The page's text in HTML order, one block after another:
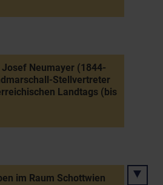
Neumayer (1844-
Stellvertreter
Landtags (bis
im Raum Schottwien